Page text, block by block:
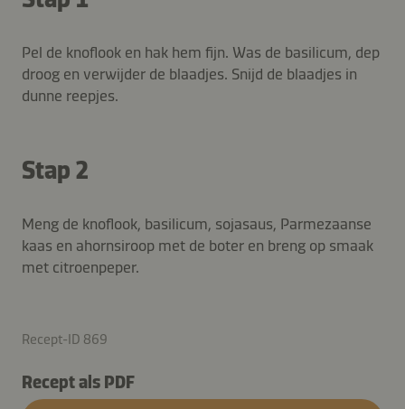
Pel de knoflook en hak hem fijn. Was de basilicum, dep
droog en verwijder de blaadjes. Snijd de blaadjes in
dunne reepjes.
Stap 2
Meng de knoflook, basilicum, sojasaus, Parmezaanse
kaas en ahornsiroop met de boter en breng op smaak
met citroenpeper.
Recept-ID 869
Recept als PDF